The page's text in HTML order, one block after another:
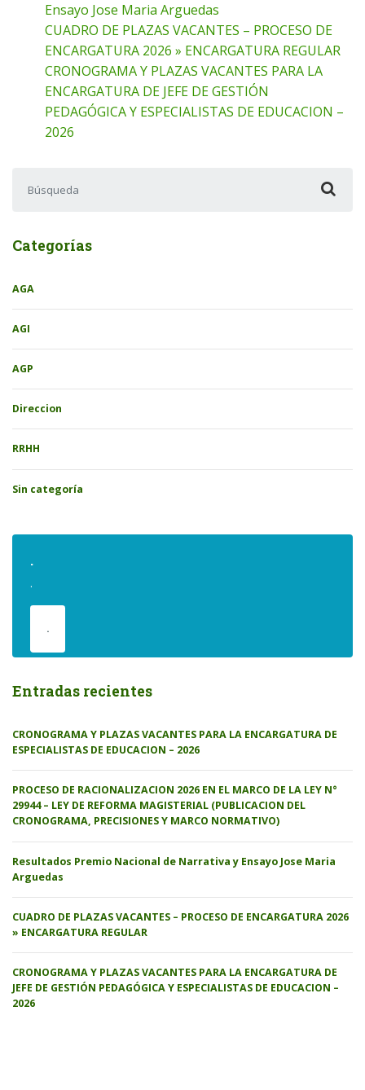
Ensayo Jose Maria Arguedas
CUADRO DE PLAZAS VACANTES – PROCESO DE
ENCARGATURA 2026 » ENCARGATURA REGULAR
CRONOGRAMA Y PLAZAS VACANTES PARA LA
ENCARGATURA DE JEFE DE GESTIÓN
PEDAGÓGICA Y ESPECIALISTAS DE EDUCACION –
2026
Categorías
AGA
AGI
AGP
Direccion
RRHH
Sin categoría
.
.
.
Entradas recientes
CRONOGRAMA Y PLAZAS VACANTES PARA LA ENCARGATURA DE
ESPECIALISTAS DE EDUCACION – 2026
PROCESO DE RACIONALIZACION 2026 EN EL MARCO DE LA LEY N°
29944 – LEY DE REFORMA MAGISTERIAL (PUBLICACION DEL
CRONOGRAMA, PRECISIONES Y MARCO NORMATIVO)
Resultados Premio Nacional de Narrativa y Ensayo Jose Maria
Arguedas
CUADRO DE PLAZAS VACANTES – PROCESO DE ENCARGATURA 2026
» ENCARGATURA REGULAR
CRONOGRAMA Y PLAZAS VACANTES PARA LA ENCARGATURA DE
JEFE DE GESTIÓN PEDAGÓGICA Y ESPECIALISTAS DE EDUCACION –
2026